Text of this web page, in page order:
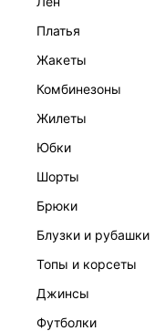
платья
жакеты
комбинезоны
жилеты
юбки
шорты
брюки
блузки и рубашки
топы и корсеты
джинсы
футболки
4 999 ₽